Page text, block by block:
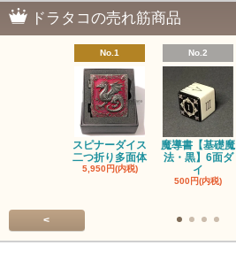
ドラタコの売れ筋商品
No.1
スピナーダイス
二つ折り多面体
5,950円(内税)
No.2
魔導書【基礎魔
法・黒】6面ダ
イ
500円(内税)
<